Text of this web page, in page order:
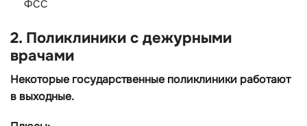
ФСС
2. Поликлиники с дежурными
врачами
Некоторые государственные поликлиники работают
в выходные.